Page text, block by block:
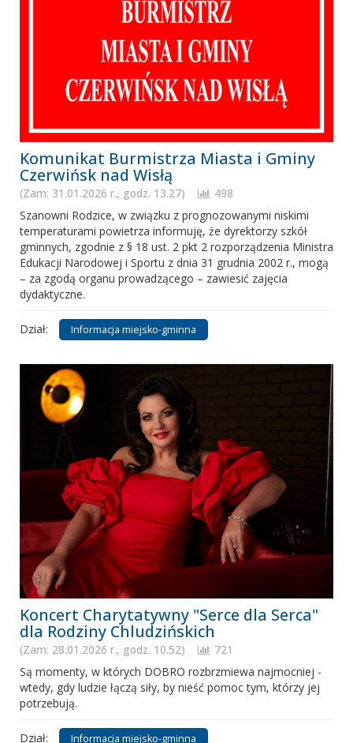
Komunikat Burmistrza Miasta i Gminy
Czerwińsk nad Wisłą
(Zam: 31.01.2026 r., godz. 13.27)
498
Szanowni Rodzice, w związku z prognozowanymi niskimi
temperaturami powietrza informuję, że dyrektorzy szkół
gminnych, zgodnie z § 18 ust. 2 pkt 2 rozporządzenia Ministra
Edukacji Narodowej i Sportu z dnia 31 grudnia 2002 r., mogą
– za zgodą organu prowadzącego – zawiesić zajęcia
dydaktyczne.
Dział: Informacja miejsko-gminna
Koncert Charytatywny "Serce dla Serca"
dla Rodziny Chludzińskich
(Zam: 28.01.2026 r., godz. 10.52)
721
Są momenty, w których DOBRO rozbrzmiewa najmocniej -
wtedy, gdy ludzie łączą siły, by nieść pomoc tym, którzy jej
potrzebują.
Dział: Informacja miejsko-gminna